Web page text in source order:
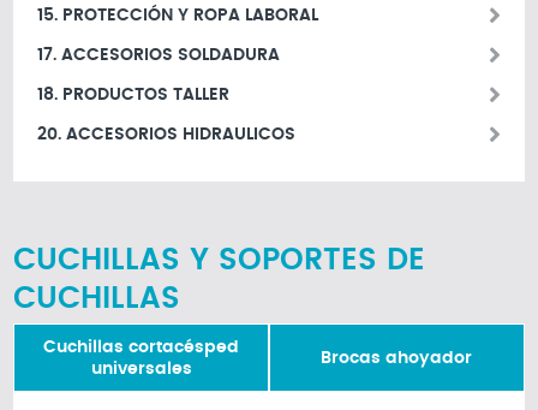
15. PROTECCIÓN Y ROPA LABORAL
17. ACCESORIOS SOLDADURA
18. PRODUCTOS TALLER
20. ACCESORIOS HIDRAULICOS
CUCHILLAS Y SOPORTES DE
CUCHILLAS
Cuchillas cortacésped
universales
Brocas ahoyador